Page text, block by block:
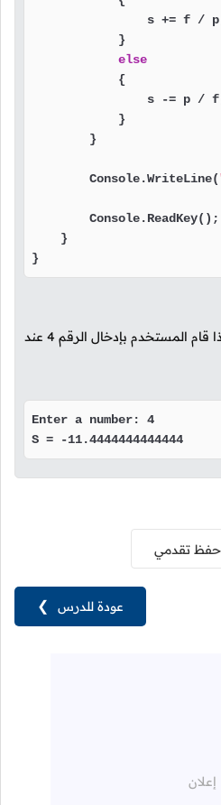
s += f /
            }
else
            {
s -= p /
            }
        }
        Console.WriteLine(
        Console.ReadKey();
    }
}
قام المستخدم بإدخال الرقم 4 عند
Enter a number: 4
S = -11.4444444444444
عودة للدرس ❯
تقدمي